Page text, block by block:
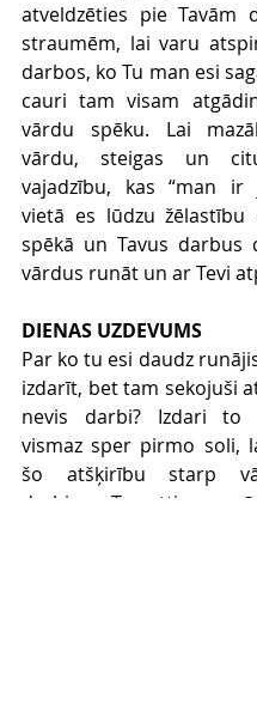
atveldzēties pie Tavām
straumēm, lai varu
darbos, ko Tu man esi
cauri tam visam
vārdu spēku. Lai
vārdu, steigas un
vajadzību, kas “man ir
vietā es lūdzu žēlastību
spēkā un Tavus darbus
vārdus runāt un ar Tevi
DIENAS UZDEVUMS
Par ko tu esi daudz
izdarīt, bet tam sekojuši
nevis darbi? Izdari to
vismaz sper pirmo soli,
šo atšķirību starp
darbiem. Tas attiecas arī